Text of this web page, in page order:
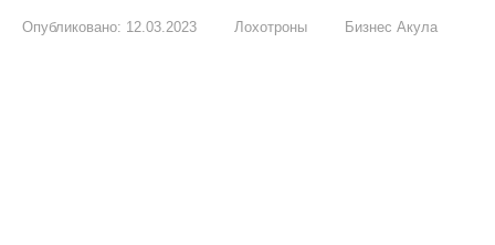
Опубликовано: 12.03.2023 Лохотроны Бизнес Акула